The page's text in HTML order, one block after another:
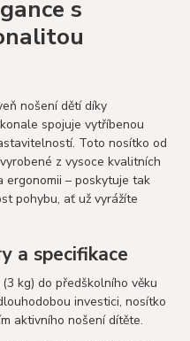
s
nošení dětí díky
spojuje vytříbenou
Toto nosítko od
z vysoce kvalitních
ergonomii – poskytuje tak
pohybu, ať už vyrážíte
a specifikace
kg) do předškolního věku
investici, nosítko
aktivního nošení dítěte.